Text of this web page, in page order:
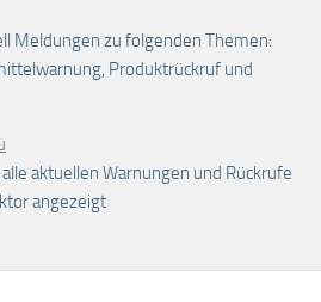
Meldungen zu folgenden Themen:
Produktrückruf und
aktuellen Warnungen und Rückrufe
angezeigt